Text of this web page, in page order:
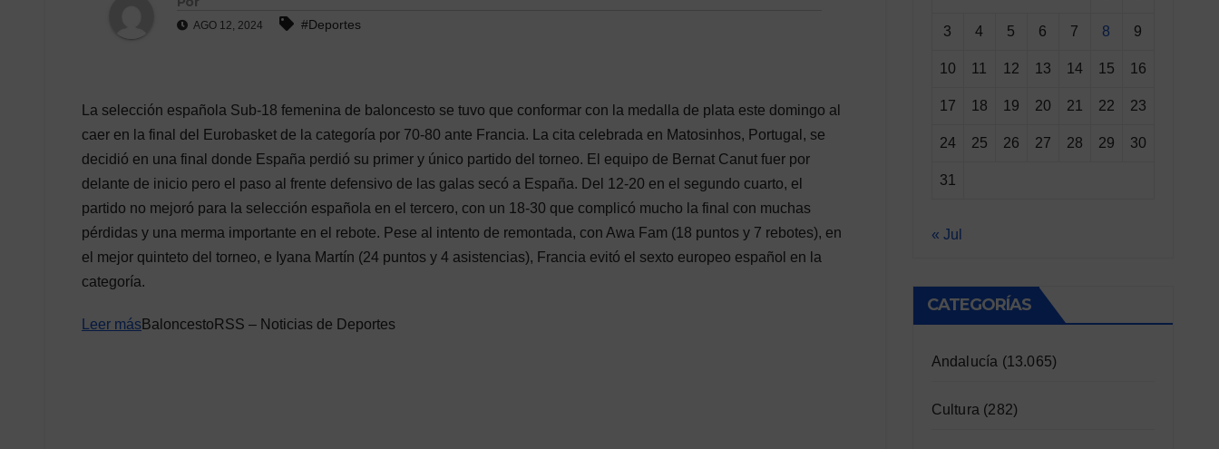
AGO 12, 2024 #Deportes
La selección española Sub-18 femenina de baloncesto se tuvo que conformar con la medalla de plata este domingo al
caer en la final del Eurobasket de la categoría por 70-80 ante Francia. La cita celebrada en Matosinhos, Portugal, se
decidió en una final donde España perdió su primer y único partido del torneo. El equipo de Bernat Canut fuer por
delante de inicio pero el paso al frente defensivo de las galas secó a España. Del 12-20 en el segundo cuarto, el
partido no mejoró para la selección española en el tercero, con un 18-30 que complicó mucho la final con muchas
pérdidas y una merma importante en el rebote. Pese al intento de remontada, con Awa Fam (18 puntos y 7 rebotes), en
el mejor quinteto del torneo, e Iyana Martín (24 puntos y 4 asistencias), Francia evitó el sexto europeo español en la
categoría.
Leer másBaloncestoRSS – Noticias de Deportes
3 4 5 6 7 8 9
10 11 12 13 14 15 16
17 18 19 20 21 22 23
24 25 26 27 28 29 30
31
« Jul
CATEGORÍAS
Andalucía (13.065)
Cultura (282)